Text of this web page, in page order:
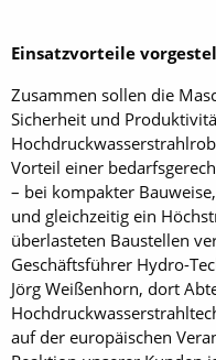
Einsatzvorteile
Zusammen sollen die
Sicherheit und
Vorteil einer
– bei kompakter
und gleichzeitig ein
überlasteten Baustellen
Geschäftsführer Hydro-
Jörg Weißenhorn, dort
auf der europäischen